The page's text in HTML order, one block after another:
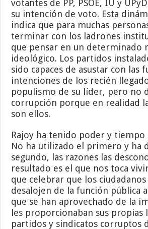
votantes de PP, PSOE, IU y
su intención de voto. Esta
indica que para muchas
terminar con los ladrones
que pensar en un determinado
ideológico. Los partidos
sido capaces de asustar con las
intenciones de los recién
populismo de su líder, pero no
corrupción porque en realidad
son ellos.
Rajoy ha tenido poder y tiempo
No ha utilizado el primero y ha
segundo, las razones las
resultado es el que nos toca
que celebrar que los
desalojen de la función pública
que se han aprovechado de la
les proporcionaban sus propias
partidos y sindicatos corruptos